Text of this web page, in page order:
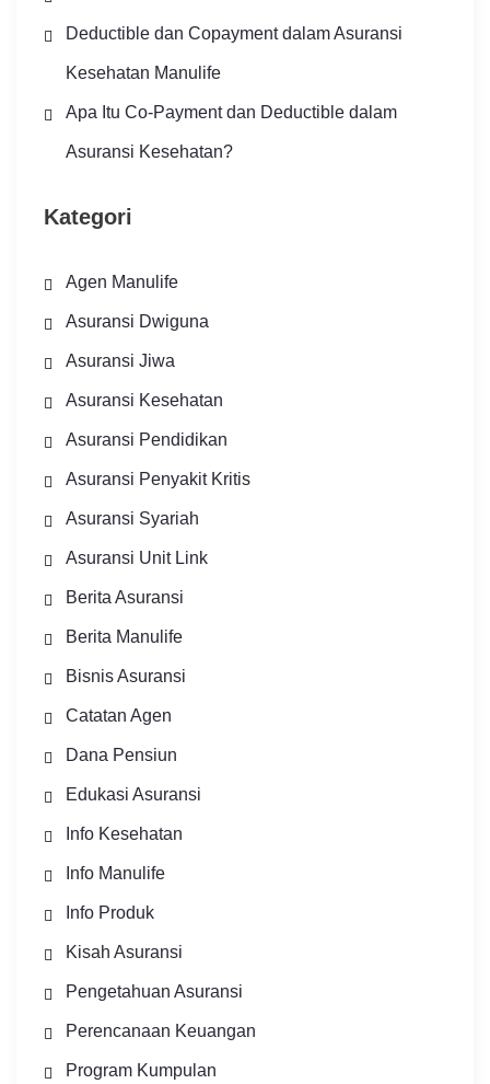
Deductible dan Copayment dalam Asuransi
Kesehatan Manulife
Apa Itu Co-Payment dan Deductible dalam
Asuransi Kesehatan?
Kategori
Agen Manulife
Asuransi Dwiguna
Asuransi Jiwa
Asuransi Kesehatan
Asuransi Pendidikan
Asuransi Penyakit Kritis
Asuransi Syariah
Asuransi Unit Link
Berita Asuransi
Berita Manulife
Bisnis Asuransi
Catatan Agen
Dana Pensiun
Edukasi Asuransi
Info Kesehatan
Info Manulife
Info Produk
Kisah Asuransi
Pengetahuan Asuransi
Perencanaan Keuangan
Program Kumpulan